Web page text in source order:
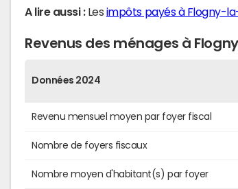
A lire aussi :Les impôts payés à Flogny-
Revenus des ménages à
Données 2024
Revenu mensuel moyen par foyer fiscal
Nombre de foyers fiscaux
Nombre moyen d'habitant(s) par foyer